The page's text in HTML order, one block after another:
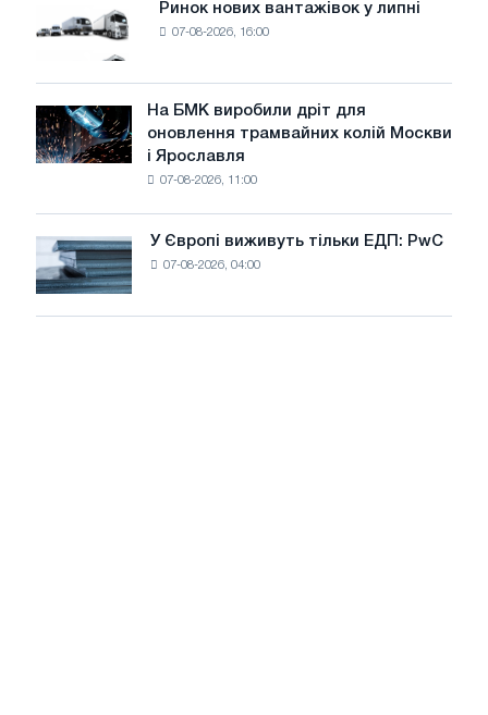
цілей
декарбонізації
Ринок
нових
вантажівок
у
липні
Ринок нових вантажівок у липні
07-08-2026, 16:00
На
БМК
виробили
трамвайних
колій
На БМК виробили дріт для
оновлення трамвайних колій Москви
і Ярославля
07-08-2026, 11:00
Європі
виживуть
тільки
У Європі виживуть тільки ЕДП: PwC
07-08-2026, 04:00